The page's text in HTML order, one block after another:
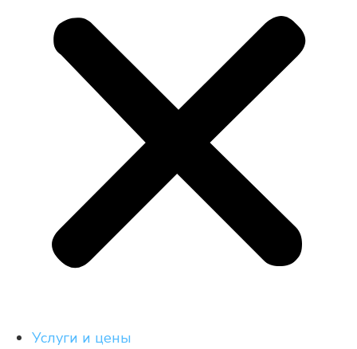
Услуги и цены